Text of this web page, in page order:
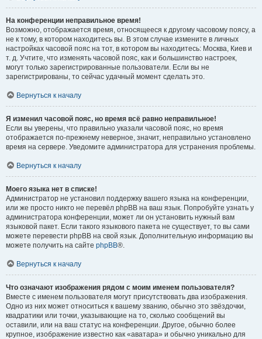
На конференции неправильное время!
Возможно, отображается время, относящееся к другому часовому поясу, а
не к тому, в котором находитесь вы. В этом случае измените в личных
настройках часовой пояс на тот, в котором вы находитесь: Москва, Киев и
т. д. Учтите, что изменять часовой пояс, как и большинство настроек,
могут только зарегистрированные пользователи. Если вы не
зарегистрированы, то сейчас удачный момент сделать это.
Вернуться к началу
Я изменил часовой пояс, но время всё равно неправильное!
Если вы уверены, что правильно указали часовой пояс, но время
отображается по-прежнему неверное, значит, неправильно установлено
время на сервере. Уведомите администратора для устранения проблемы.
Вернуться к началу
Моего языка нет в списке!
Администратор не установил поддержку вашего языка на конференции,
или же просто никто не перевёл phpBB на ваш язык. Попробуйте узнать у
администратора конференции, может ли он установить нужный вам
языковой пакет. Если такого языкового пакета не существует, то вы сами
можете перевести phpBB на свой язык. Дополнительную информацию вы
можете получить на сайте phpBB®.
Вернуться к началу
Что означают изображения рядом с моим именем пользователя?
Вместе с именем пользователя могут присутствовать два изображения.
Одно из них может относиться к вашему званию, обычно это звёздочки,
квадратики или точки, указывающие на то, сколько сообщений вы
оставили, или на ваш статус на конференции. Другое, обычно более
крупное, изображение известно как «аватара» и обычно уникально для